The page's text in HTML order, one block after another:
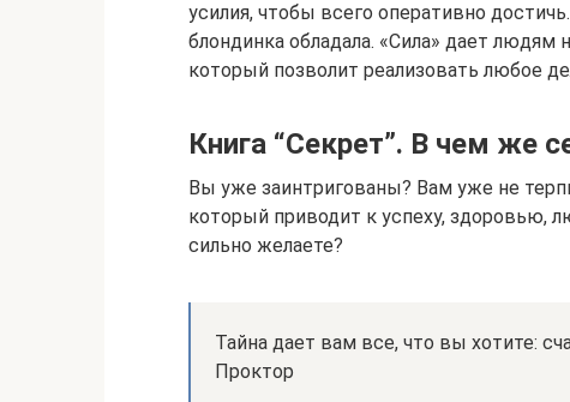
усилия, чтобы всего оперативно
блондинка обладала. «Сила» дает
который позволит реализовать любое
Книга “Секрет”. В чем же
Вы уже заинтригованы? Вам уже не
который приводит к успеху, здоровью,
сильно желаете?
Тайна дает вам все, что вы хотите:
Проктор